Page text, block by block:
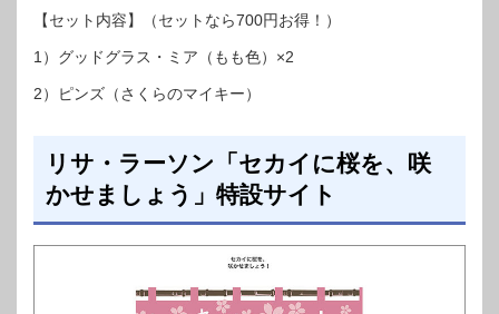
【セット内容】（セットなら700円お得！）
1）グッドグラス・ミア（もも色）×2
2）ピンズ（さくらのマイキー）
リサ・ラーソン「セカイに桜を、咲
かせましょう」特設サイト